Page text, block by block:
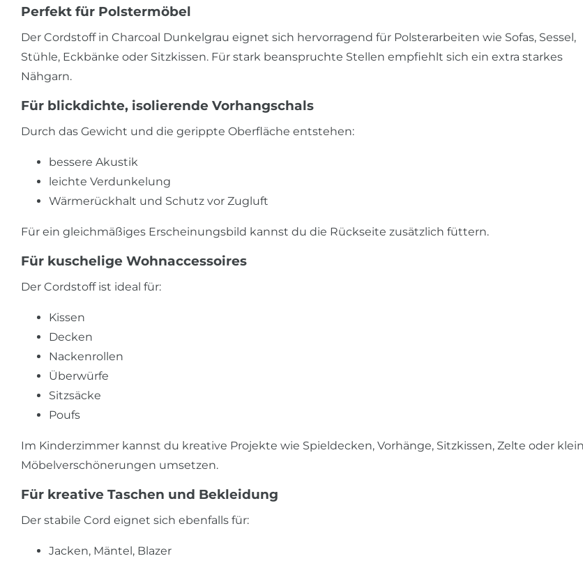
Perfekt für Polstermöbel
Der Cordstoff in Charcoal Dunkelgrau eignet sich hervorragend für Polsterarbeiten wie Sofas, Sessel,
Stühle, Eckbänke oder Sitzkissen. Für stark beanspruchte Stellen empfiehlt sich ein extra starkes
Nähgarn.
Für blickdichte, isolierende Vorhangschals
Durch das Gewicht und die gerippte Oberfläche entstehen:
bessere Akustik
leichte Verdunkelung
Wärmerückhalt und Schutz vor Zugluft
Für ein gleichmäßiges Erscheinungsbild kannst du die Rückseite zusätzlich füttern.
Für kuschelige Wohnaccessoires
Der Cordstoff ist ideal für:
Kissen
Decken
Nackenrollen
Überwürfe
Sitzsäcke
Poufs
Im Kinderzimmer kannst du kreative Projekte wie Spieldecken, Vorhänge, Sitzkissen, Zelte oder
Möbelverschönerungen umsetzen.
Für kreative Taschen und Bekleidung
Der stabile Cord eignet sich ebenfalls für:
Jacken, Mäntel, Blazer